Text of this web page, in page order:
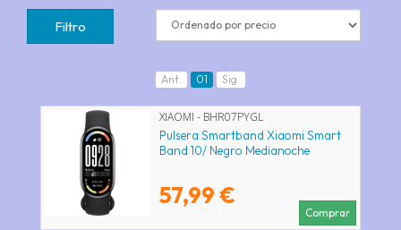
Filtro
Ant. 01 Sig.
XIAOMI - BHR07PYGL
Pulsera Smartband Xiaomi Smart
Band 10/ Negro Medianoche
57,99 €
Comprar